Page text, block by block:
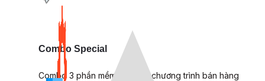
Combo Special
Combo 3 phần mềm tự chọn: chương trình bán hàng